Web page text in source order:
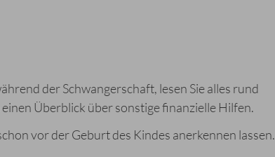
der Schwangerschaft, lesen Sie alles rund
Überblick über sonstige finanzielle Hilfen.
vor der Geburt des Kindes anerkennen lassen.